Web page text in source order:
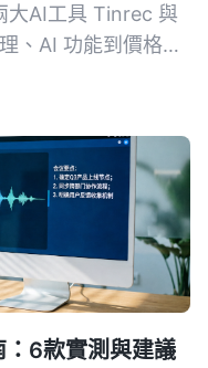
大AI工具 Tinrec 與
、AI 功能到價格方
6款實測與建議